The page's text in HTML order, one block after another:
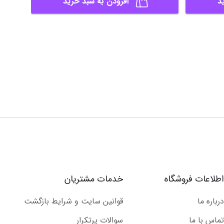
اطلاعات فروشگاه
درباره ما
تماس با ما
خدمات مشتریان
قوانین سایت و شرایط بازگشت
سوالات پرتکرار